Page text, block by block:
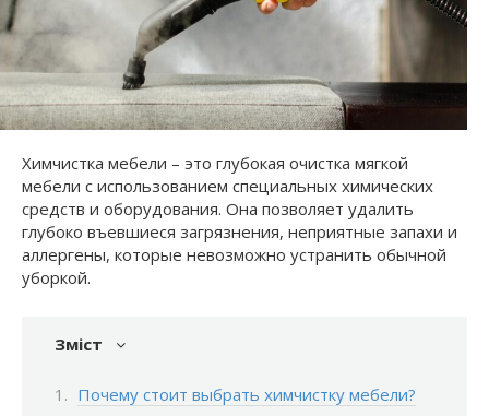
Химчистка мебели – это глубокая очистка мягкой
мебели с использованием специальных химических
средств и оборудования. Она позволяет удалить
глубоко въевшиеся загрязнения, неприятные запахи и
аллергены, которые невозможно устранить обычной
уборкой.
Зміст
Почему стоит выбрать химчистку мебели?